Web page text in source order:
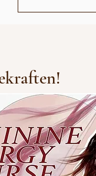
Waacking
it